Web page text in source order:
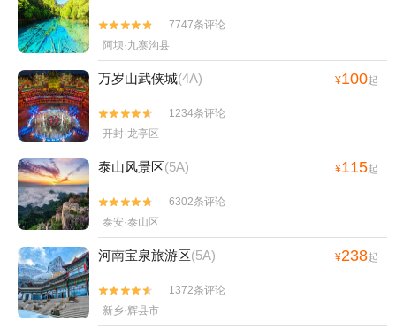


7747条评论
阿坝·九寨沟县
万岁山武侠城(4A) ¥100起


1234条评论
开封·龙亭区
泰山风景区(5A) ¥115起


6302条评论
泰安·泰山区
河南宝泉旅游区(5A) ¥238起


1372条评论
新乡·辉县市